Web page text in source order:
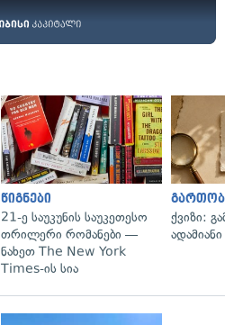
წიგნები
21-ე საუკუნის საუკეთესო
თრილერი რომანები —
ნახეთ The New York
Times-ის სია
ქვიზი: